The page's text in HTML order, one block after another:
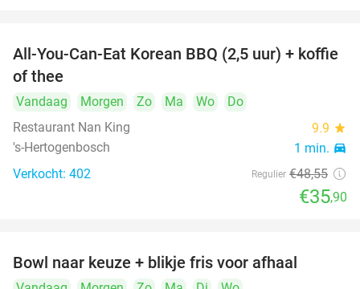
26%
All-You-Can-Eat Korean BBQ (2,5 uur) + koffie
of thee
Vandaag Morgen Zo Ma Wo
Do
Restaurant Nan King
9.9 star
's-Hertogenbosch 1 min. directions_car
Verkocht: 402 Regulier €48,55
€35,90
Bowl naar keuze + blikje fris voor afhaal